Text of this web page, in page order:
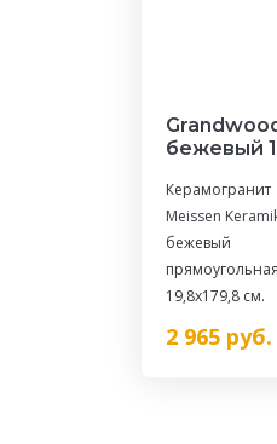
бежевый
Керамогранит
Meissen
бежевый
прямоугольная
19,8x179,8 см.
2 965 руб.